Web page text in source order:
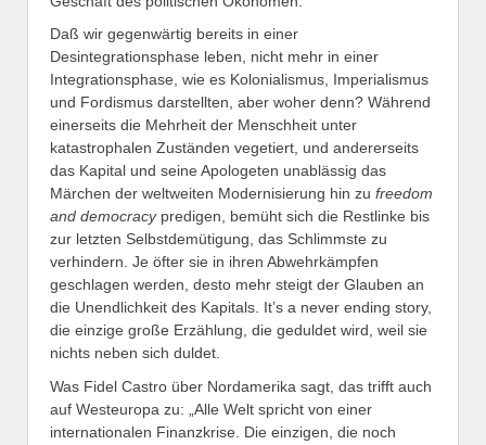
Daß wir gegenwärtig bereits in einer
Desintegrationsphase leben, nicht mehr in einer
Integrationsphase, wie es Kolonialismus, Imperialismus
und Fordismus darstellten, aber woher denn? Während
einerseits die Mehrheit der Menschheit unter
katastrophalen Zuständen vegetiert, und andererseits
das Kapital und seine Apologeten unablässig das
Märchen der weltweiten Modernisierung hin zu freedom
and democracypredigen, bemüht sich die Restlinke bis
zur letzten Selbstdemütigung, das Schlimmste zu
verhindern. Je öfter sie in ihren Abwehrkämpfen
geschlagen werden, desto mehr steigt der Glauben an
die Unendlichkeit des Kapitals. It’s a never ending story,
die einzige große Erzählung, die geduldet wird, weil sie
nichts neben sich duldet.
Was Fidel Castro über Nordamerika sagt, das trifft auch
auf Westeuropa zu: „Alle Welt spricht von einer
internationalen Finanzkrise. Die einzigen, die noch